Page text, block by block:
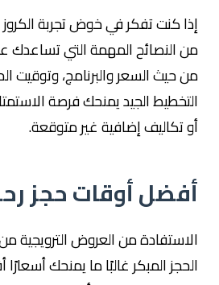
إذا كنت تفكر في خوض تجربة الكروز
من النصائح المهمة التي تساعدك على
من حيث السعر والبرنامج، وتوقيت
التخطيط الجيد يمنحك فرصة
أو تكاليف إضافية غير متوقعة.
أفضل أوقات حجز
الاستفادة من العروض الترويجية من
الحجز المبكر غالبًا ما يمنحك أسعارًا